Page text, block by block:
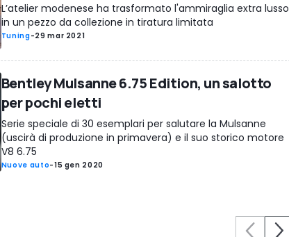
L’atelier modenese ha trasformato l'ammiraglia extra lusso
in un pezzo da collezione in tiratura limitata
Tuning-29 mar 2021
Bentley Mulsanne 6.75 Edition, un salotto
per pochi eletti
Serie speciale di 30 esemplari per salutare la Mulsanne
(uscirà di produzione in primavera) e il suo storico motore
V8 6.75
Nuove auto-15 gen 2020